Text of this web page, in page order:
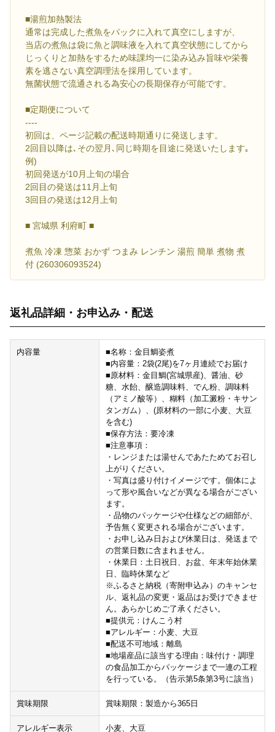
■湯煎加熱製法
通常は完成した煮魚をパックに入れて真空にしますが、
当店の煮魚は袋に魚と調味液を入れて真空状態にしてから
じっくりと加熱をするため味課均一に染み込み旨味や栄養
素を逃さない真空調理法を採用しています。
無菌状態で流通される為安心の長期保存が可能です。
■定期便について
----
初回は、ページ記載の配送時期通りに発送します。
2回目以降は､その翌月､同じ時期を目途に発送いたします｡
例)
初回発送が10月上旬の場合
2回目の発送は11月上旬
3回目の発送は12月上旬
■ 宮城県 利府町 ■
煮魚 冷凍 惣菜 おかず つまみ レンチン 湯煎 簡単 煮物 煮
付 (260306093524)
返礼品詳細・お申込み・配送
内容量
■名称：金目鯛姿煮
■内容量：2袋(2尾)を7ヶ月連続でお届け
■原材料：金目鯛(宮城県産)、醤油、砂
糖、水飴、醸造調味料、でん粉、調味料
（アミノ酸等）、糊料（加工澱粉・キサン
タンガム）、(原材料の一部に小麦、大豆
を含む)
■保存方法：要冷凍
■注意事項：
・レンジまたは湯せんであたためてお召し
上がりください。
・写真は盛り付けイメージです。個体によ
って形や風合いなどが異なる場合がござい
ます。
・品物のパッケージや仕様などの細部が、
予告無く変更される場合がございます。
・お申し込み日および休業日は、発送まで
の営業日数に含まれません。
・休業日：土日祝日、お盆、年末年始休業
日、臨時休業など
※ふるさと納税（寄附申込み）のキャンセ
ル、返礼品の変更・返品はお受けできませ
ん。あらかじめご了承ください。
■提供元：けんこう村
■アレルギー：小麦、大豆
■配送不可地域：離島
■地場産品に該当する理由：味付け・調理
の食品加工からパッケージまで一連の工程
を行っている。（告示第5条第3号に該当）
賞味期限 賞味期限：製造から365日
アレルギー表示 小麦、大豆